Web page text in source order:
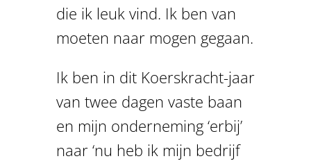
die ik leuk vind. Ik ben van
moeten naar mogen gegaan.
Ik ben in dit Koerskracht-jaar
van twee dagen vaste baan
en mijn onderneming ‘erbij’
naar ‘nu heb ik mijn bedrijf